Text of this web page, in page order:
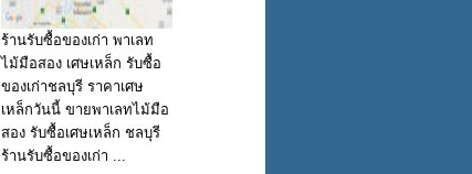
ร้านรับซื้อของเก่า พาเลท
ไม้มือสอง เศษเหล็ก รับซื้อ
ของเก่าชลบุรี ราคาเศษ
เหล็กวันนี้ ขายพาเลทไม้มือ
สอง รับซื้อเศษเหล็ก ชลบุรี
ร้านรับซื้อของเก่า ...